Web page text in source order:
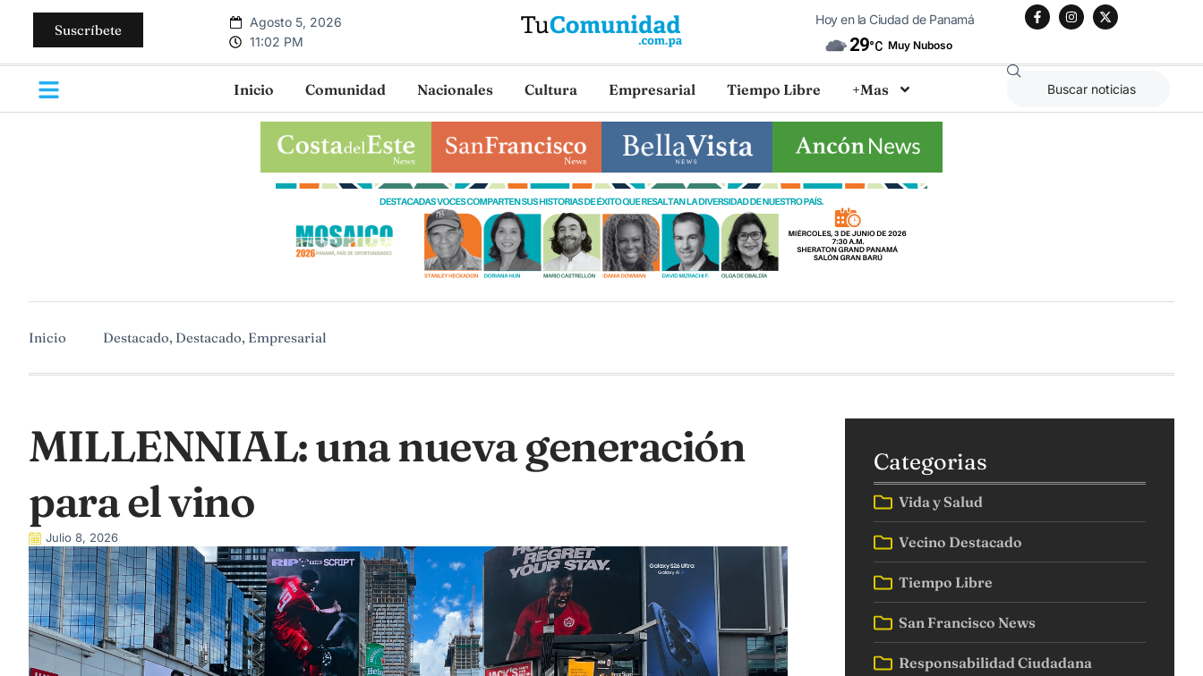
Suscríbete
Agosto 5, 2026
11:02 PM
Hoy en la Ciudad de Panamá
29°C Muy Nuboso
Inicio Comunidad Nacionales Cultura Empresarial Tiempo Libre +Mas
Inicio Destacado, Destacado, Empresarial
MILLENNIAL: una nueva generación
para el vino
Julio 8, 2026
Categorias
Vida y Salud
Vecino Destacado
Tiempo Libre
San Francisco News
Responsabilidad Ciudadana